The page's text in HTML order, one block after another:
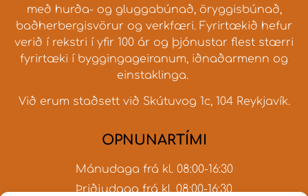
með hurða- og gluggabúnað, öryggisbúnað,
baðherbergisvörur og verkfæri. Fyrirtækið hefur
verið í rekstri í yfir 100 ár og þjónustar flest stærri
fyrirtæki í byggingageiranum, iðnaðarmenn og
einstaklinga.
Við erum staðsett við Skútuvog 1c, 104 Reykjavík.
OPNUNARTÍMI
Mánudaga frá kl. 08:00-16:30
Þriðjudaga frá kl. 08:00-16:30